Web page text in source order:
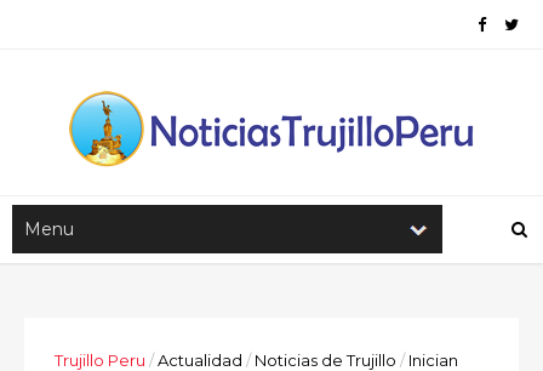
Trujillo Peru /Actualidad / Noticias de Trujillo / Inician